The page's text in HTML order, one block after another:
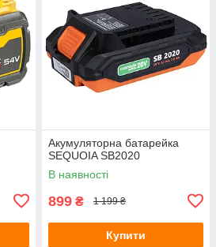
Акумуляторна батарейка
SEQUOIA SB2020
В наявності
899 ₴ 1 199 ₴
Купити